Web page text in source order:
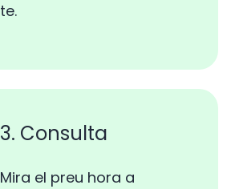
te.
3. Consulta
Mira el preu hora a